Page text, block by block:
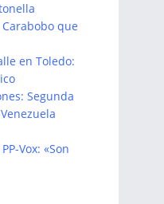
que
en Toledo:
Segunda
Vox: «Son